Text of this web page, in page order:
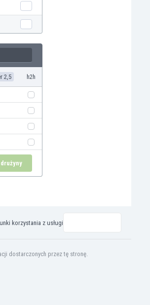
2,5 h2h
korzystania z usługi
dostarczonych przez tę stronę.